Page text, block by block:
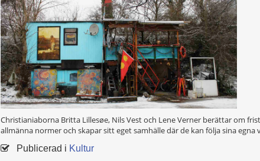
Christianiaborna Britta Lillesøe, Nils Vest och Lene Verner berättar om
allmänna normer och skapar sitt eget samhälle där de kan följa sina
Publicerad i Kultur